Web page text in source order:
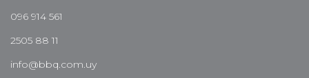
096 914 561
2505 88 11
info@bbq.com.uy